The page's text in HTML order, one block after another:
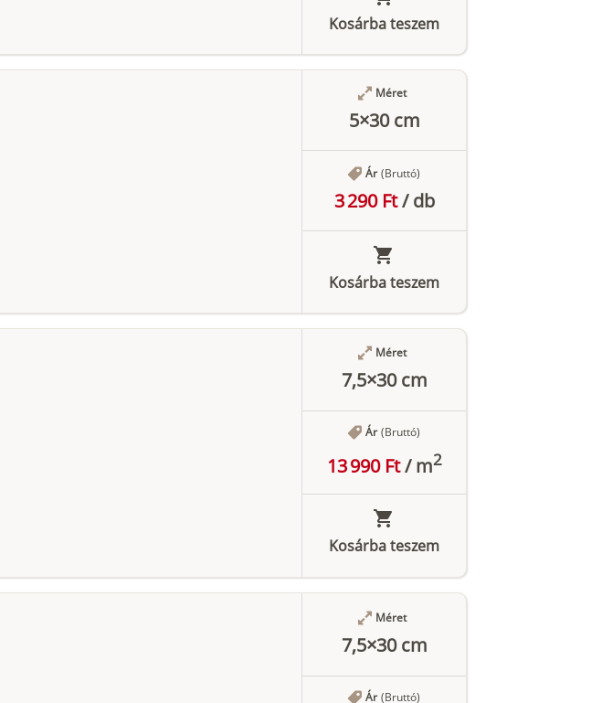
Kosárba teszem
Méret
5×30 cm
Ár (Bruttó)
3 290 Ft/db
Kosárba teszem
Méret
7,5×30 cm
Ár (Bruttó)
13 990 Ft/m2
Kosárba teszem
Méret
7,5×30 cm
Ár (Bruttó)